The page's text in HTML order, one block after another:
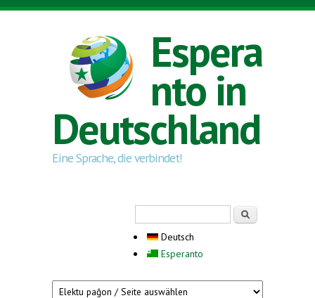
Direkt zum Inhalt
Espera
nto in
Deutschland
Eine Sprache, die verbindet!
Deutsch
Esperanto